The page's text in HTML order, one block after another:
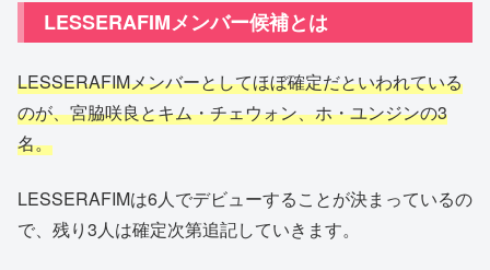
LESSERAFIMメンバー候補とは
LESSERAFIMメンバーとしてほぼ確定だといわれている
のが、宮脇咲良とキム・チェウォン、ホ・ユンジンの3
名。
LESSERAFIMは6人でデビューすることが決まっているの
で、残り3人は確定次第追記していきます。